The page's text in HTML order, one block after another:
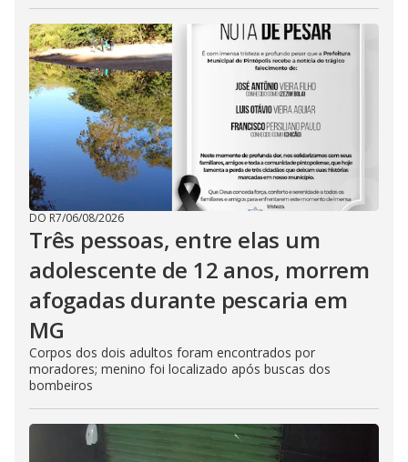
DO R7/06/08/2026
Três pessoas, entre elas um
adolescente de 12 anos, morrem
afogadas durante pescaria em
MG
Corpos dos dois adultos foram encontrados por
moradores; menino foi localizado após buscas dos
bombeiros